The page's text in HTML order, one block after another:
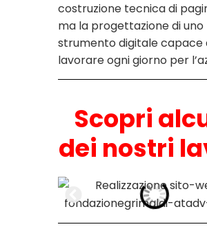
costruzione tecnica di
ma la progettazione di uno
strumento digitale capace
lavorare ogni giorno per
Scopri
dei nostri